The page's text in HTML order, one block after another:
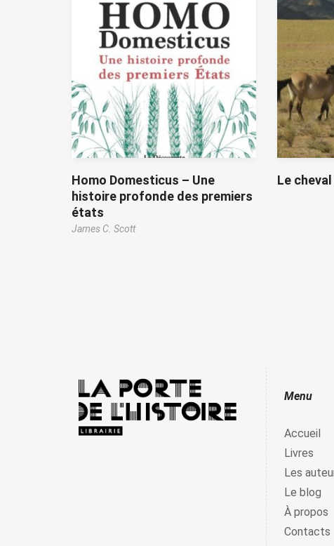
Homo Domesticus – Une
histoire profonde des premiers
états
James C. Scott
Le
Menu
Accueil
Livres
Les
Le blog
À propos
Contacts